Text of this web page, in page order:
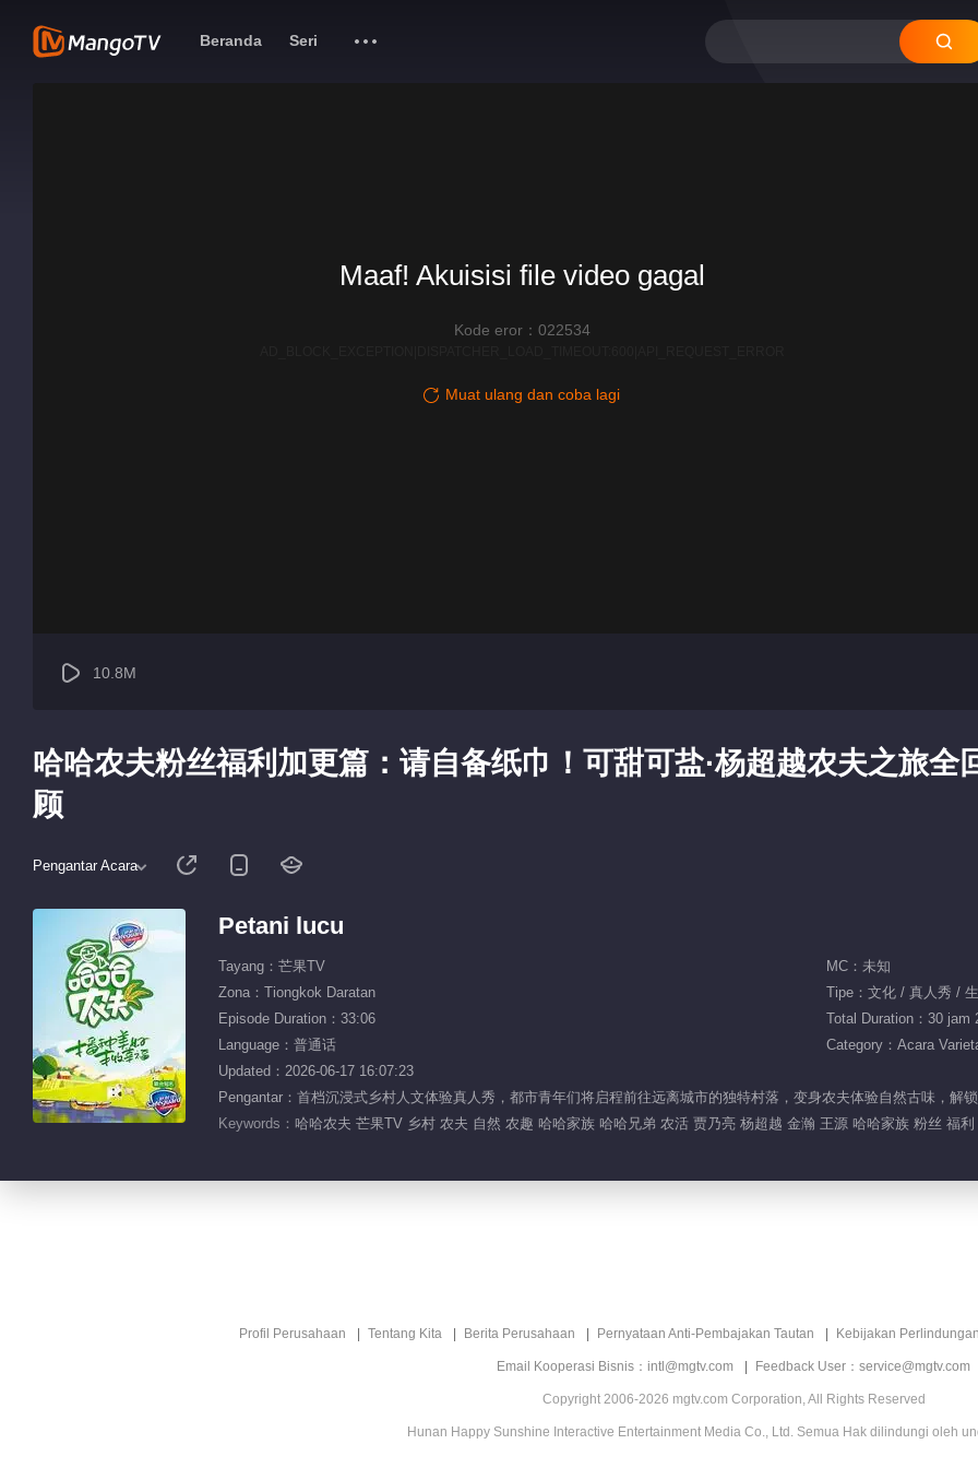
Beranda Seri
Maaf! Akuisisi file video gagal
Kode eror：022534
Muat ulang dan coba lagi
10.8M
哈哈农夫粉丝福利加更篇：请自备纸巾！可甜可盐·杨超越农夫之旅全
顾
Pengantar Acara
Petani lucu
Tayang：芒果TV
MC：未知
Zona：Tiongkok Daratan
Tipe：文化 / 真人秀 /
Episode Duration：33:06
Total Duration：30 jam
Language：普通话
Category：Acara
Updated：2026-06-17 16:07:23
Pengantar：首档沉浸式乡村人文体验真人秀，都市青年们将启程前往远离城市的独特村落，变身农夫体验自然古味，解
Keywords： 哈哈农夫 芒果TV 乡村 农夫 自然 农趣 哈哈家族 哈哈兄弟 农活 贾乃亮 杨超越 金瀚 王源 哈哈家族 粉丝 福
Profil Perusahaan Tentang Kita Berita Perusahaan Pernyataan Anti-Pembajakan Tautan Kebijakan
Email Kooperasi Bisnis：intl@mgtv.com Feedback User：service@mgtv.com
Copyright 2006-2026 mgtv.com Corporation, All Rights Reserved
Hunan Happy Sunshine Interactive Entertainment Media Co., Ltd. Semua Hak dilindungi oleh